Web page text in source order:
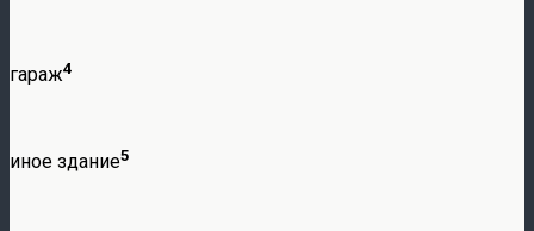
гараж4
иное здание5